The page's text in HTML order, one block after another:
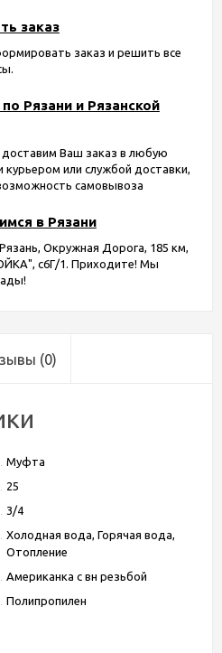
заказ
заказ и решить все
Рязани и Рязанской
доставим Ваш заказ в любую
курьером или службой доставки,
самовывоза
в Рязани
Окружная Дорога, 185 км,
с6Г/1. Приходите! Мы
(0)
Муфта
25
3/4
Холодная вода, Горячая вода,
Отопление
Американка с вн резьбой
Полипропилен